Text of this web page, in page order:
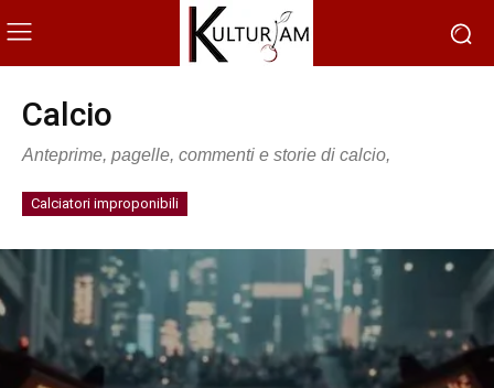
Calcio
Anteprime, pagelle, commenti e storie di calcio,
Calciatori improponibili